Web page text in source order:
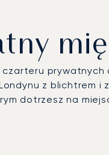
z blichtrem i
dotrzesz na